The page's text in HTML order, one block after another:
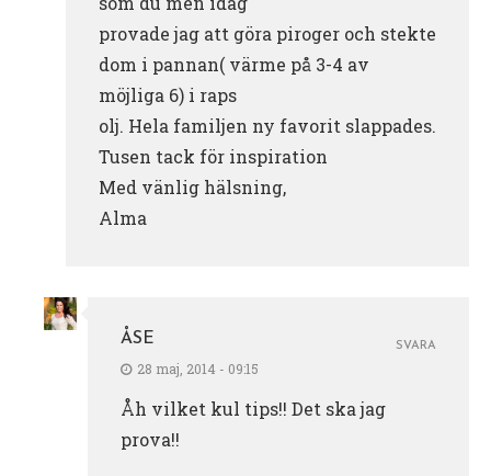
provade jag att göra piroger och stekte
dom i pannan( värme på 3-4 av
möjliga 6) i raps
olj. Hela familjen ny favorit slappades.
Tusen tack för inspiration
Med vänlig hälsning,
Alma
ÅSE
28 maj, 2014 - 09:15
Åh vilket kul tips!! Det ska jag
prova!!
SVARA